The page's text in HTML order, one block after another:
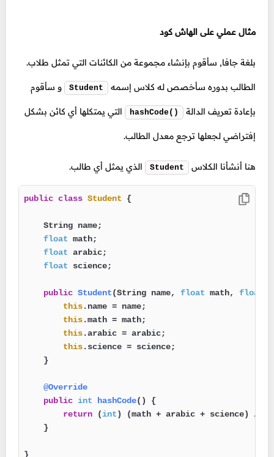
مثال عملي على الهاش كود
بلغة جافا, سأقوم بإنشاء مجموعة من الكائنات التي تمثل طلاب.
الطالب بدوره سأخصص له كلاس إسمه Student و سأقوم
بإعادة تعريف الدالة hashCode() التي يمتكلها أي كائن بشكل
إفتراضي لجعلها ترجع معدل الطالب.
هنا أنشأنا الكلاس Student الذي يمثل أي طالب.
public class Student {
String name;
float math;
float arabic;
float science;
public Student(String name, float math, float
this.name = name;
this.math = math;
this.arabic = arabic;
this.science = science;
}
@Override
public int hashCode()
{
return (int) (math + arabic + science) /
}
}